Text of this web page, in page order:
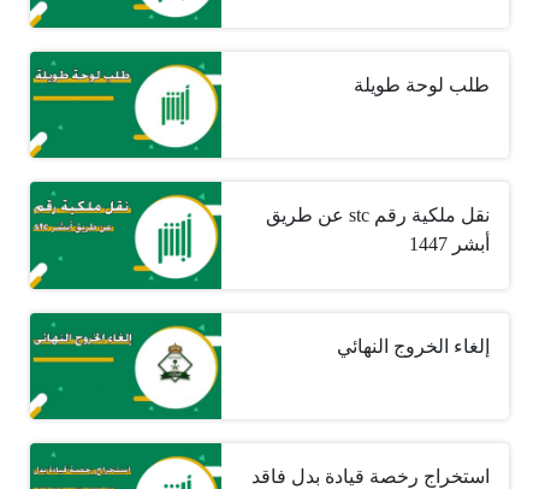
طلب لوحة طويلة
نقل ملكية رقم stc عن طريق
أبشر 1447
إلغاء الخروج النهائي
استخراج رخصة قيادة بدل فاقد